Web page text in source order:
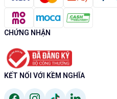
CHỨNG NHẬN
KẾT NỐI VỚI KỀM NGHĨA